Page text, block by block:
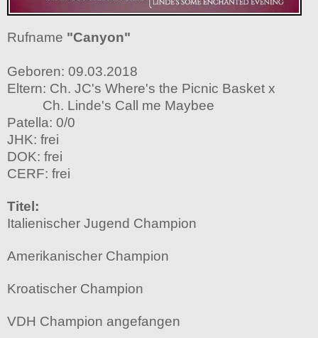
Rufname "Canyon"
Geboren: 09.03.2018
Eltern: Ch. JC's Where's the Picnic Basket x
Ch. Linde's Call me Maybee
Patella: 0/0
JHK: frei
DOK: frei
​CERF: frei
​Titel:
Italienischer Jugend Champion
Amerikanischer Champion
Kroatischer Champion
VDH Champion angefangen